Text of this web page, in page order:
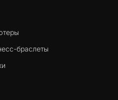
браслеты